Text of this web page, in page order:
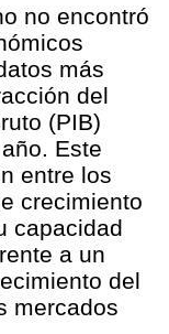
no encontró
más
del
(PIB)
Este
entre los
crecimiento
capacidad
a un
del
mercados